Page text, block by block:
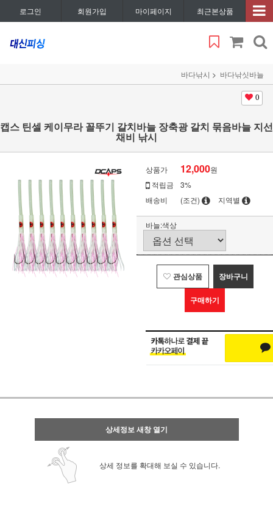
로그인 회원가입 마이페이지 최근본상품
바다낚시 바다낚싯바늘
0
캡스 틴셀 케이무라 꼴뚜기 갈치바늘 장축광 갈치 묶음바늘 지선
채비 낚시
상품가 12,000원
적립금
3%
배송비
(조건) 지역별
바늘:색상
관심상품 장바구니
구매하기
상세정보 새창 열기
상세 정보를 확대해 보실 수 있습니다.